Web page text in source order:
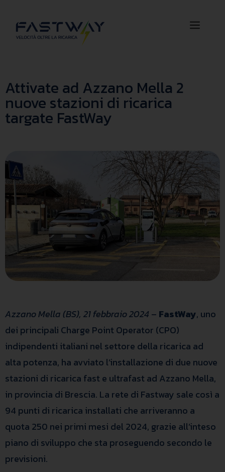
Attivate ad Azzano Mella 2
nuove stazioni di ricarica
targate FastWay
Azzano Mella (BS), 21 febbraio 2024 – FastWay, uno
dei principali Charge Point Operator (CPO)
indipendenti italiani nel settore della ricarica ad
alta potenza, ha avviato l’installazione di due nuove
stazioni di ricarica fast e ultrafast ad Azzano Mella,
in provincia di Brescia. La rete di Fastway sale così a
94 punti di ricarica installati che arriveranno a
quota 250 nei primi mesi del 2024, grazie all’inteso
piano di sviluppo che sta proseguendo secondo le
previsioni.